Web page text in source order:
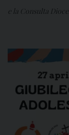
e la Consulta